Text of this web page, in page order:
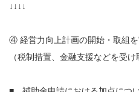
↓↓↓↓
④ 経営力向上計画の開始・取組
（税制措置、金融支援などを受け